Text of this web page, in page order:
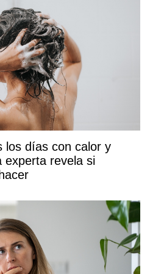
los días con calor y
experta revela si